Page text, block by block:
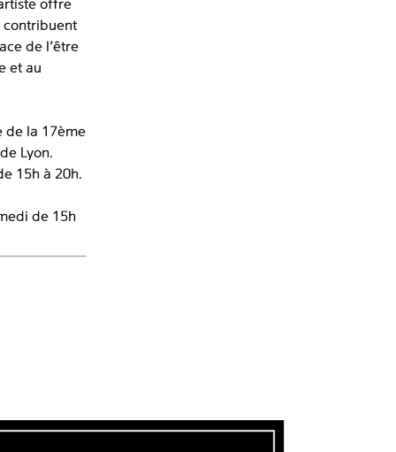
offre
contribuent
de l’être
et au
de la 17ème
Lyon.
15h à 20h.
de 15h